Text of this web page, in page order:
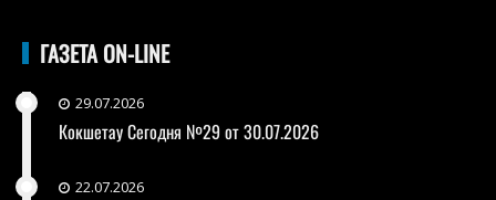
ГАЗЕТА ON-LINE
29.07.2026
Кокшетау Сегодня №29 от 30.07.2026
22.07.2026